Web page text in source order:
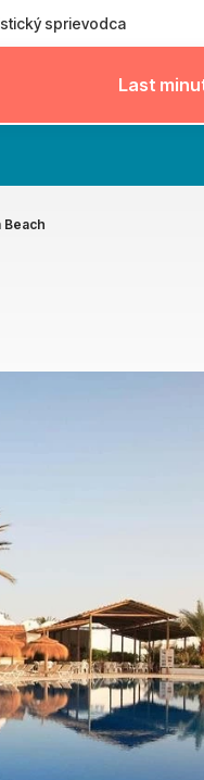
sprievodca
Last
Beach